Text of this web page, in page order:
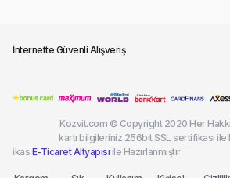
İnternette Güvenli Alışveriş
Kozvit.com © Copyright 2020 Her Hakkı
kartı bilgileriniz 256bit SSL sertifikası ile
ikas E-Ticaret Altyapısı ile Hazırlanmıştır.